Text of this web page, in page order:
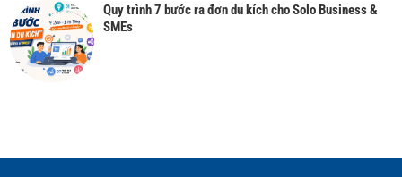
Quy trình 7 bước ra đơn du kích cho Solo Business &
SMEs